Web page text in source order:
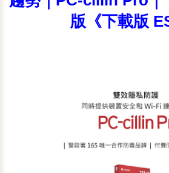
版《下載版